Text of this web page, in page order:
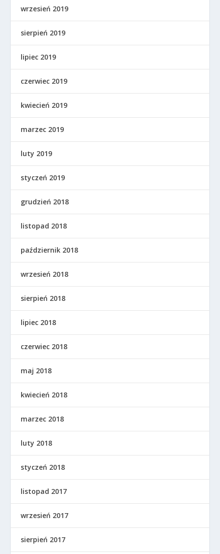
wrzesień 2019
sierpień 2019
lipiec 2019
czerwiec 2019
kwiecień 2019
marzec 2019
luty 2019
styczeń 2019
grudzień 2018
listopad 2018
październik 2018
wrzesień 2018
sierpień 2018
lipiec 2018
czerwiec 2018
maj 2018
kwiecień 2018
marzec 2018
luty 2018
styczeń 2018
listopad 2017
wrzesień 2017
sierpień 2017